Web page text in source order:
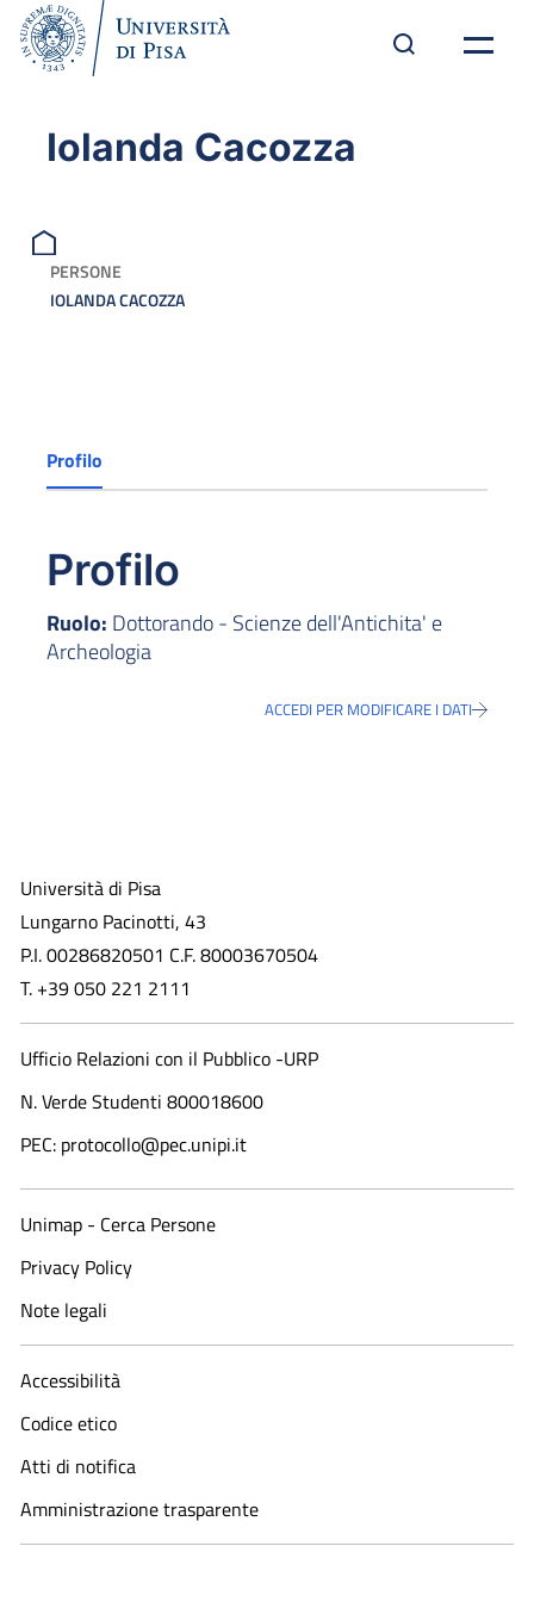
Iolanda Cacozza
PERSONE
IOLANDA CACOZZA
Profilo
Profilo
Ruolo: Dottorando - Scienze dell'Antichita' e
Archeologia
ACCEDI PER MODIFICARE I DATI
Università di Pisa
Lungarno Pacinotti, 43
P.I. 00286820501 C.F. 80003670504
T. +39 050 221 2111
Ufficio Relazioni con il Pubblico -URP
N. Verde Studenti 800018600​
PEC: protocollo@pec.unipi.it
Unimap - Cerca Persone
Privacy Policy
Note legali
Accessibilità
Codice etico
Atti di notifica
Amministrazione trasparente